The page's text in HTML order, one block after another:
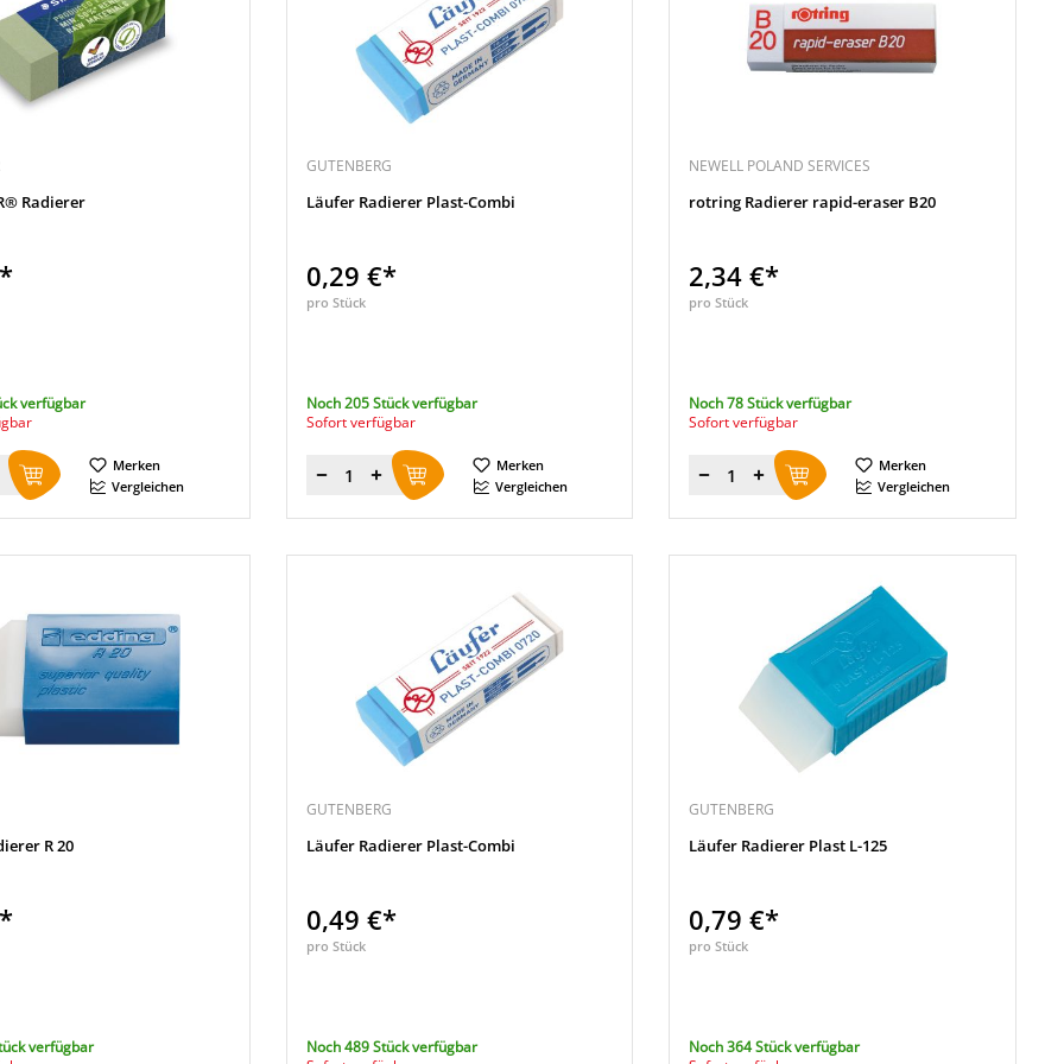
Radierer
verfügbar
Merken
Vergleichen
GUTENBERG
Läufer Radierer Plast-Combi
0,29 €*
pro Stück
Noch 205 Stück verfügbar
Sofort verfügbar
Menge
Merken
Vergleichen
NEWELL POLAND SERVICES
rotring Radierer rapid-eraser B20
2,34 €*
pro Stück
Noch 78 Stück verfügbar
Sofort verfügbar
Menge
Merken
Vergleichen
R 20
verfügbar
GUTENBERG
Läufer Radierer Plast-Combi
0,49 €*
pro Stück
Noch 489 Stück verfügbar
GUTENBERG
Läufer Radierer Plast L-125
0,79 €*
pro Stück
Noch 364 Stück verfügbar